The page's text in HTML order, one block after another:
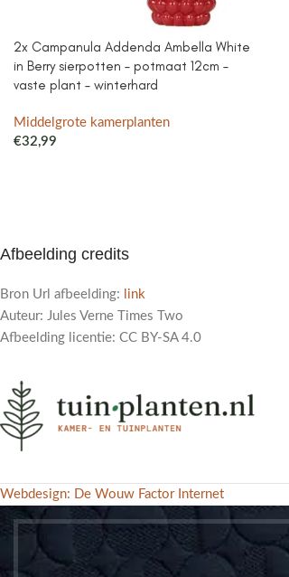
2x Campanula Addenda Ambella White
in Berry sierpotten – potmaat 12cm –
vaste plant – winterhard
Middelgrote kamerplanten
€32,99
Afbeelding credits
Bron Url afbeelding:
link
Auteur: Jules Verne Times Two
Afbeelding licentie: CC BY-SA 4.0
Webdesign: De Wouw Factor Internet